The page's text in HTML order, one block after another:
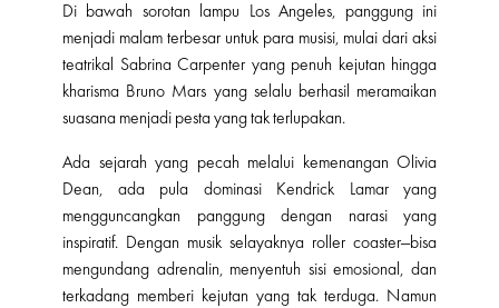
Di bawah sorotan lampu Los Angeles, panggung ini
menjadi malam terbesar untuk para musisi, mulai dari aksi
teatrikal Sabrina Carpenter yang penuh kejutan hingga
kharisma Bruno Mars yang selalu berhasil meramaikan
suasana menjadi pesta yang tak terlupakan.
Ada sejarah yang pecah melalui kemenangan Olivia
Dean, ada pula dominasi Kendrick Lamar yang
mengguncangkan panggung dengan narasi yang
inspiratif. Dengan musik selayaknya roller coaster—bisa
mengundang adrenalin, menyentuh sisi emosional, dan
terkadang memberi kejutan yang tak terduga. Namun